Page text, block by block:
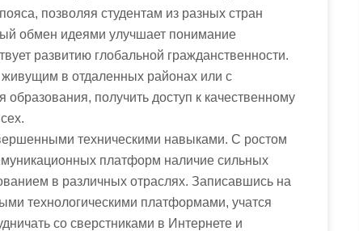
позволяя студентам из разных стран
обмен идеями улучшает понимание
развитию глобальной гражданственности.
в отдаленных районах или с
получить доступ к качественному
техническими навыками. С ростом
платформ наличие сильных
в различных отраслях. Записавшись на
технологическими платформами, учатся
со сверстниками в Интернете и